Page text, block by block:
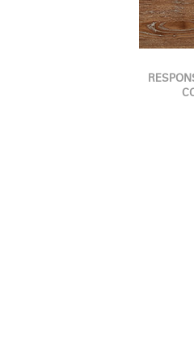
ORGANIZACIÓN DE CABLES
HERRAMIENTAS DE OFICINA